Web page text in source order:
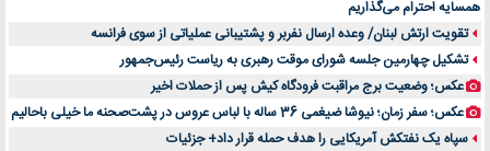
لیفتراک صفر؛ راهنمای جامع خرید، قیمت و فروش در ایران
راهنمای جامع بهترین کفش ورزشی برای دویدن و استفاده روزمره | بررسی ۱۲ مدل برتر
همسایه احترام می‌گذاریم
تقویت ارتش لبنان/ وعده ارسال نفربر و پشتیبانی عملیاتی از سوی فرانسه
تشکیل چهارمین جلسه شورای موقت رهبری به ریاست رئیس‌جمهور
عکس؛ وضعیت برج مراقبت فرودگاه کیش پس از حملات اخیر
عکس؛ سفر زمان؛ نیوشا ضیغمی 36 ساله با لباس عروس در پشت‌صحنه ما خیلی باحالیم
سپاه یک نفتکش آمریکایی را هدف حمله قرار داد+ جزئیات